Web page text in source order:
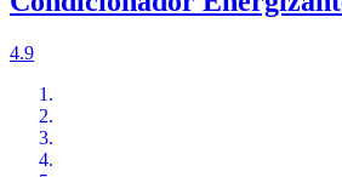
4.9